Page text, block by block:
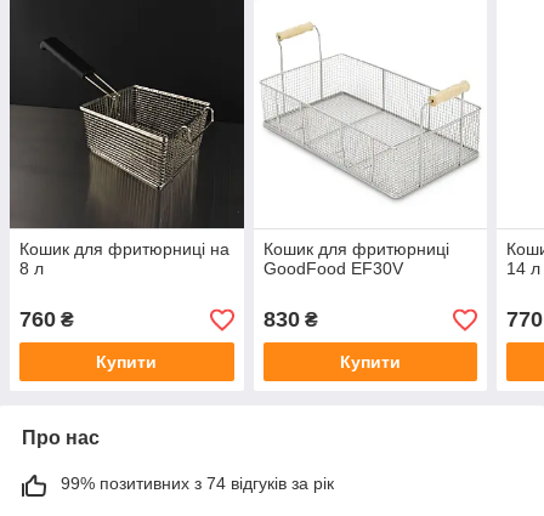
Кошик для фритюрниці на
8 л
760 ₴
Купити
Кошик для фритюрниці
GoodFood EF30V
830₴
Купити
14 л
770
Про нас
99% позитивних з 74 відгуків за рік